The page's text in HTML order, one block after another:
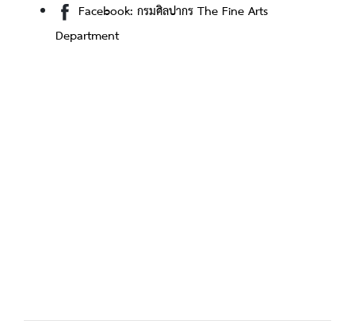
Facebook: กรมศิลปากร The Fine Arts
Department